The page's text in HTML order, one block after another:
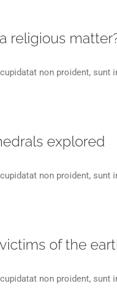
religious
non proident,
explored
non proident,
of the
non proident,